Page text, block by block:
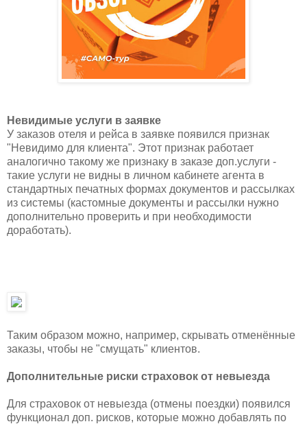
Невидимые услуги в заявке
У заказов отеля и рейса в заявке появился признак
"Невидимо для клиента". Этот признак работает
аналогично такому же признаку в заказе доп.услуги -
такие услуги не видны в личном кабинете агента в
стандартных печатных формах документов и рассылках
из системы (кастомные документы и рассылки нужно
дополнительно проверить и при необходимости
доработать).
Таким образом можно, например, скрывать отменённые
заказы, чтобы не "смущать" клиентов.
Дополнительные риски страховок от невыезда
Для страховок от невыезда (отмены поездки) появился
функционал доп. рисков, которые можно добавлять по